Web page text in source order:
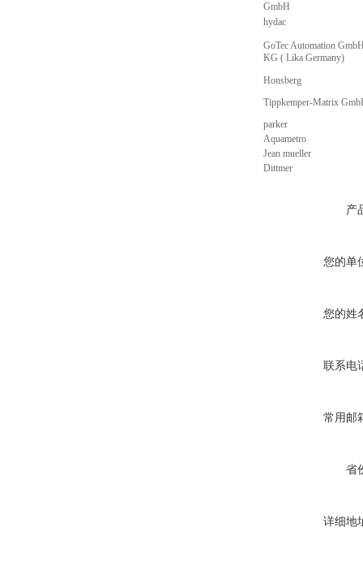
GmbH
hydac
GoTec Automation
KG ( Lika Germany)
Honsberg
Tippkemper-Matrix
parker
Aquametro
Jean mueller
Dittmer
产
您的单
您的姓
联系电
常用邮
省
详细地